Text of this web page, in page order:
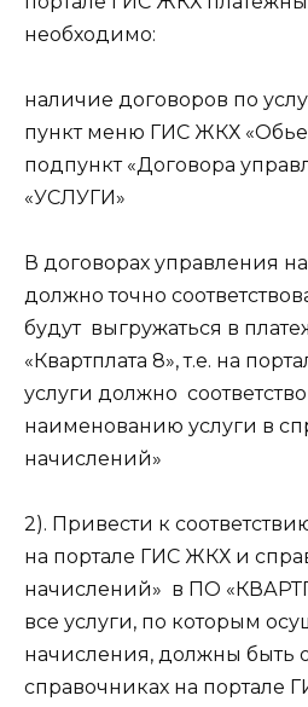
необходимо:
наличие договоров по
пункт меню ГИС ЖКХ
подпункт «Договора
«УСЛУГИ»
В договорах управления
должно точно
будут выгружаться в
«Квартплата 8», т.е. на
услуги должно
наименованию услуги в
начислений»
2). Привести к
на портале ГИС ЖКХ и
начислений» в ПО
все услуги, по которым
начисления, должны быть
справочниках на портале